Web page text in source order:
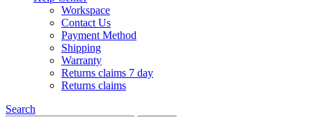
Workspace
Contact Us
Payment Method
Shipping
Warranty
Returns claims 7 day
Returns claims
Search